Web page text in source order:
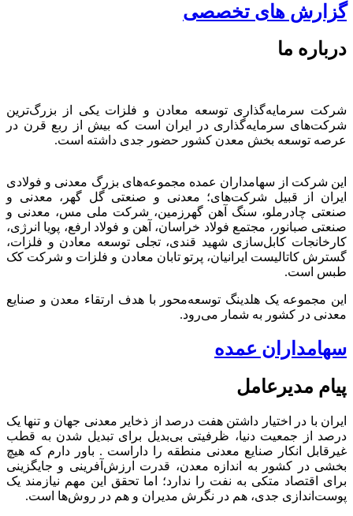
گزارش های تخصصی
درباره ما
شرکت سرمایه‌گذاری توسعه معادن و فلزات یکی از بزرگ‌ترین
شرکت‌های سرمایه‌گذاری در ایران است که بیش از ربع قرن در
عرصه توسعه بخش معدن کشور حضور جدی داشته است.
این شرکت از سهامداران عمده مجموعه‌های بزرگ معدنی و فولادی
ایران از قبیل شرکت‌های؛ معدنی و صنعتی گل گهر، معدنی و
صنعتی چادرملو، سنگ آهن گهرزمین، شرکت ملی مس، معدنی و
صنعتی صبانور، مجتمع فولاد خراسان، آهن و فولاد ارفع، پویا انرژی،
کارخانجات کابل‌سازی شهید قندی، تجلی توسعه معادن و فلزات،
گسترش کاتالیست ایرانیان، پرتو تابان معادن و فلزات و شرکت کک
طبس است.
این مجموعه یک هلدینگ توسعه‌محور با هدف ارتقاء معدن و صنایع
معدنی در کشور به شمار می‌رود.
سهامداران عمده
پیام مدیرعامل
ایران با در اختیار داشتن هفت درصد از ذخایر معدنی جهان و تنها یک
درصد از جمعیت دنیا، ظرفیتی بی‌بدیل برای تبدیل شدن به قطب
غیرقابل انکار صنایع معدنی منطقه را داراست . باور دارم که هیچ
بخشی در کشور به اندازه معدن، قدرت ارزش‌آفرینی و جایگزینی
برای اقتصاد متکی به نفت را ندارد؛ اما تحقق این مهم نیازمند یک
پوست‌اندازی جدی، هم در نگرش مدیران و هم در روش‌ها است.